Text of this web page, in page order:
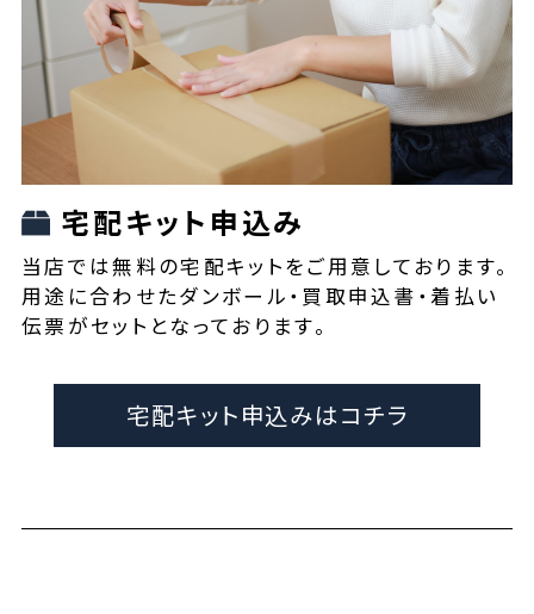
宅配キット申込み
当店では無料の宅配キットをご用意しております。
用途に合わせたダンボール・買取申込書・着払い
伝票がセットとなっております。
宅配キット申込みはコチラ